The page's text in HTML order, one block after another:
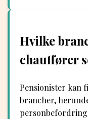
Hvilke
chauffører
Pensionister kan
brancher,